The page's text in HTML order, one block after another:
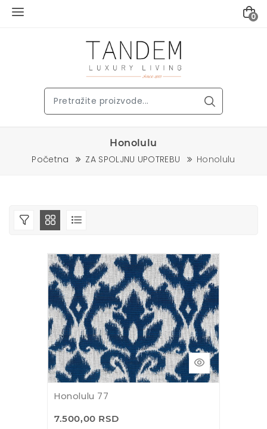
0
Honolulu
Početna ZA SPOLJNU UPOTREBU Honolulu
Honolulu 77
7.500,00 RSD